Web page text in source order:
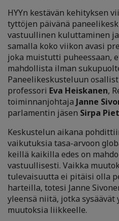
HYYn kestävän kehityksen
tyttöjen päivänä
vastuullinen kuluttaminen
samalla koko viikon avasi
joka muistutti puheessaan,
mahdollista ilman
Paneelikeskusteluun
professori Eva Heiskanen,
toiminnanjohtaja Janne
parlamentin jäsen Sirpa
Keskustelun aikana
vaikutuksia tasa-arvoon
keillä kaikilla edes on
vastuullisesti. Vaikka
tulevaisuutta ei pitäisi olla
harteilla, totesi Janne
yleensä niitä, jotka
muutoksia liikkeelle.